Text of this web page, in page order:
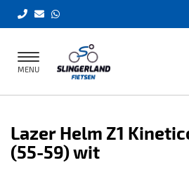
Toggle
navigation
MENU
Lazer Helm Z1
(55-59) wit